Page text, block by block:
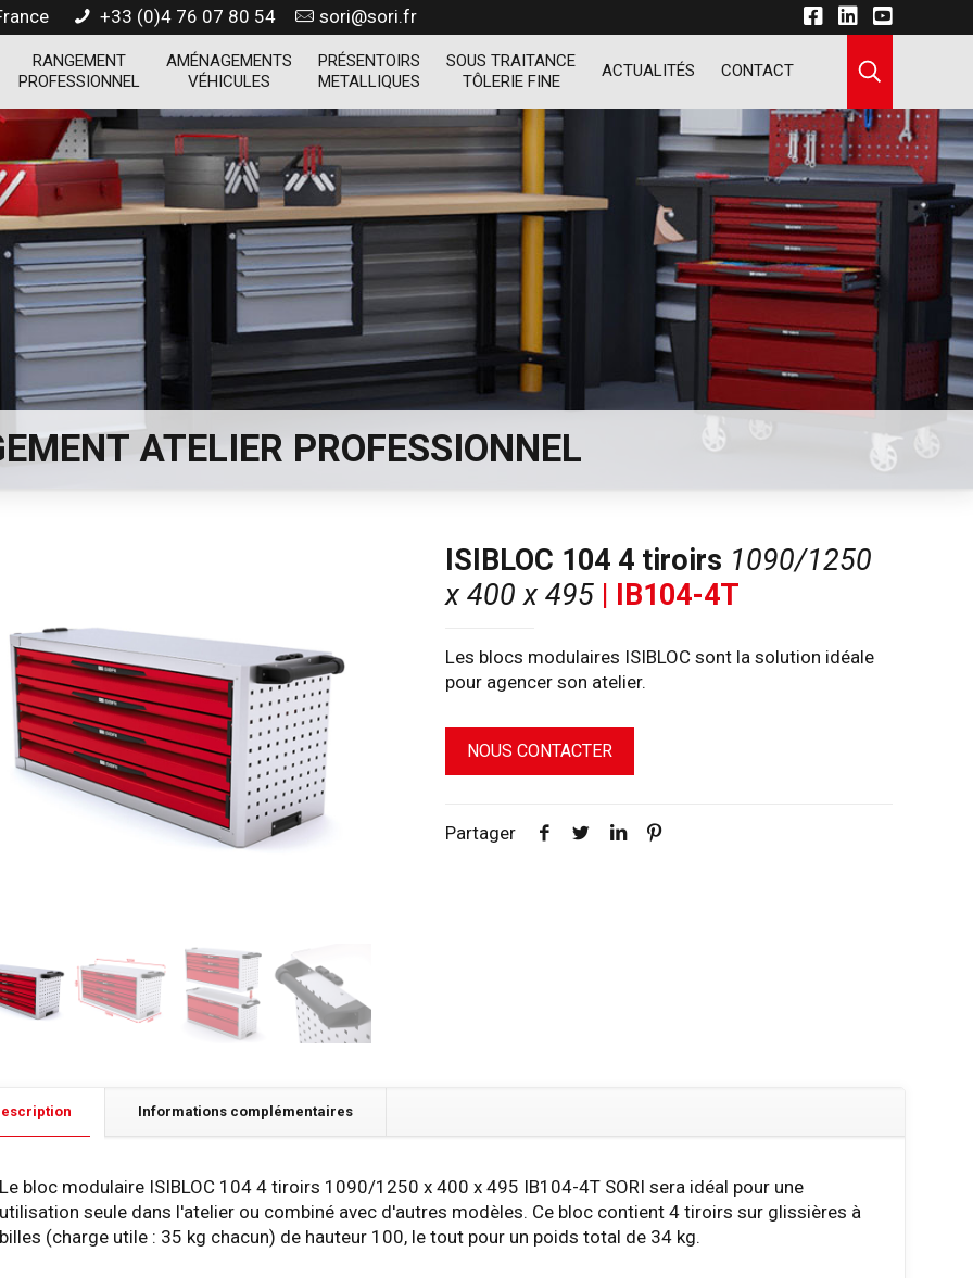
+33 (0)4 76 07 80 54 sori@sori.fr
RANGEMENT
PROFESSIONNEL
AMÉNAGEMENTS
VÉHICULES
PRÉSENTOIRS
METALLIQUES
SOUS TRAITANCE
TÔLERIE FINE
ACTUALITÉS CONTACT
ATELIER PROFESSIONNEL
ISIBLOC 104 4 tiroirs 1090/1250
x 400 x 495| IB104-4T
Les blocs modulaires ISIBLOC sont la solution idéale
pour agencer son atelier.
NOUS CONTACTER
Partager
Informations complémentaires
Le bloc modulaire ISIBLOC 104 4 tiroirs 1090/1250 x 400 x 495 IB104-4T SORI sera idéal pour une
utilisation seule dans l'atelier ou combiné avec d'autres modèles. Ce bloc contient 4 tiroirs sur glissières à
billes (charge utile : 35 kg chacun) de hauteur 100, le tout pour un poids total de 34 kg.